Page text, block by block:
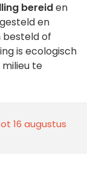
bereiden
en
besteld of
is ecologisch
te
16 augustus